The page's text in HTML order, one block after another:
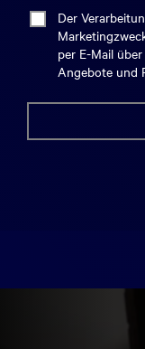
Der
per E-Mail
Angebote und